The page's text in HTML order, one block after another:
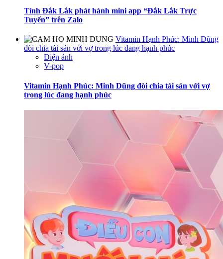
Tỉnh Đắk Lắk phát hành mini app “Đắk Lắk Trực
Tuyến” trên Zalo
Vitamin Hạnh Phúc: Minh Dũng
đòi chia tài sản với vợ trong lúc đang hạnh phúc
Điện ảnh
V-pop
Vitamin Hạnh Phúc: Minh Dũng đòi chia tài sản với vợ
trong lúc đang hạnh phúc